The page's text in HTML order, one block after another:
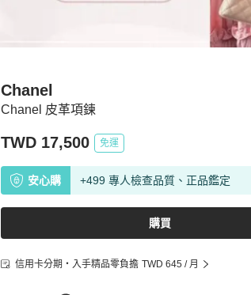
Chanel 皮革項鍊
Chanel
TWD 17,500 免運
安心購 +499 專人檢查品質、正品鑑定
購買
信用卡分期・入手精品零負擔 TWD 645 / 月